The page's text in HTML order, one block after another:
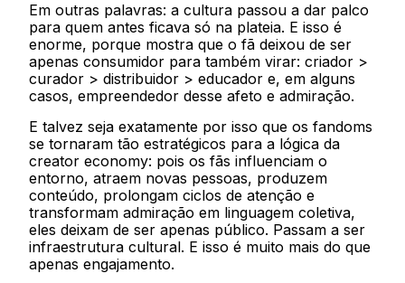
Em outras palavras: a cultura passou a dar palco
para quem antes ficava só na plateia. E isso é
enorme, porque mostra que o fã deixou de ser
apenas consumidor para também virar: criador >
curador > distribuidor > educador e, em alguns
casos, empreendedor desse afeto e admiração.
E talvez seja exatamente por isso que os fandoms
se tornaram tão estratégicos para a lógica da
creator economy: pois os fãs influenciam o
entorno, atraem novas pessoas, produzem
conteúdo, prolongam ciclos de atenção e
transformam admiração em linguagem coletiva,
eles deixam de ser apenas público. Passam a ser
infraestrutura cultural. E isso é muito mais do que
apenas engajamento.